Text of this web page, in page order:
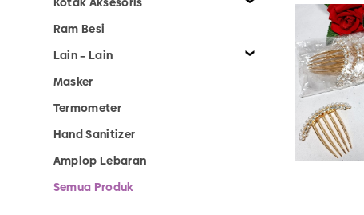
Ram Besi
Lain – Lain
Masker
Termometer
Hand Sanitizer
Amplop Lebaran
Semua Produk
View Detail